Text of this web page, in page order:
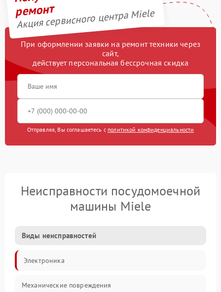
ремонт
Акция сервисного центра Miele
При оформлении заявки на ремонт техники через
сайт,
действует персональная бессрочная скидка
Отправляя, Вы соглашаетесь с политикой конфиденциальности
Неисправности посудомоечной
машины Miele
Виды неисправностей
Электроника
Механические повреждения